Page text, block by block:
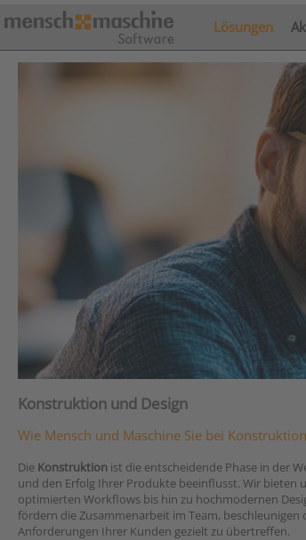
Lösungen
Konstruktion und Design
Wie Mensch und Maschine Sie bei
Die Konstruktion ist die entscheidende Phase in der
und den Erfolg Ihrer Produkte beeinflusst. Wir bieten
optimierten Workflows bis hin zu hochmodernen
fördern die Zusammenarbeit im Team,
Anforderungen Ihrer Kunden gezielt zu übertreffen.